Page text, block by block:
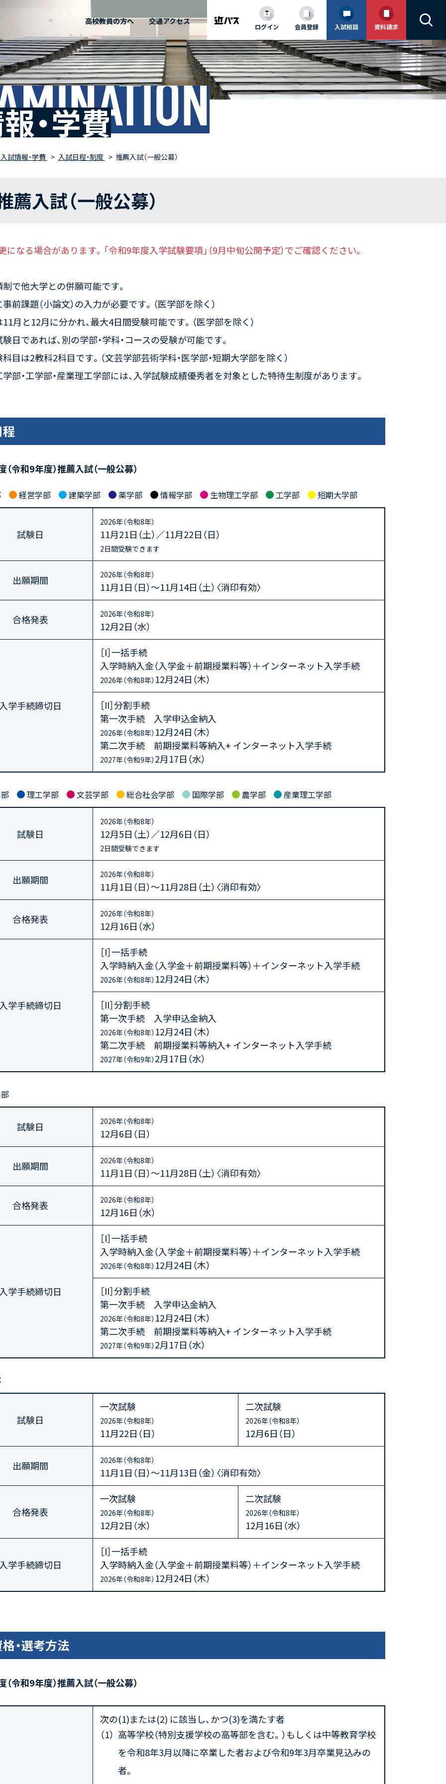
高校教員の方へ 交通アクセス
ログイン 会員登録 入試相談 資料請求
・学費
入試情報・学費 入試日程・制度 推薦入試（一般公募）
薦入試（一般公募）
になる場合があります。「令和9年度入学試験要項」（9月中旬公開予定）でご確認ください。
で他大学との併願可能です。
前課題（小論文）の入力が必要です。（医学部を除く）
月と12月に分かれ、最大4日間受験可能です。（医学部を除く）
日であれば、別の学部・学科・コースの受験が可能です。
目は2教科2科目です。（文芸学部芸術学科・医学部・短期大学部を除く）
部・工学部・産業理工学部には、入学試験成績優秀者を対象とした特待生制度があります。
令和9年度）推薦入試（一般公募）
経営学部 建築学部 薬学部 情報学部 生物理工学部 工学部 短期大学部
試験日
2026年（令和8年）
11月21日（土）／11月22日（日）
2日間受験できます
出願期間 2026年（令和8年）
11月1日（日）～11月14日（土）〈消印有効〉
合格発表 2026年（令和8年）
12月2日（水）
学手続締切日
［I］一括手続
入学時納入金（入学金＋前期授業料等）＋インターネット入学手続
2026年（令和8年） 12月24日（木）
［II］分割手続
第一次手続 入学申込金納入
2026年（令和8年） 12月24日（木）
第二次手続 前期授業料等納入+ インターネット入学手続
2027年（令和9年） 2月17日（水）
理工学部 文芸学部 総合社会学部 国際学部 農学部 産業理工学部
試験日
2026年（令和8年）
12月5日（土）／12月6日（日）
2日間受験できます
出願期間 2026年（令和8年）
11月1日（日）～11月28日（土）〈消印有効〉
合格発表 2026年（令和8年）
12月16日（水）
学手続締切日
［I］一括手続
入学時納入金（入学金＋前期授業料等）＋インターネット入学手続
2026年（令和8年） 12月24日（木）
［II］分割手続
第一次手続 入学申込金納入
2026年（令和8年） 12月24日（木）
第二次手続 前期授業料等納入+ インターネット入学手続
2027年（令和9年） 2月17日（水）
試験日 2026年（令和8年）
12月6日（日）
出願期間 2026年（令和8年）
11月1日（日）～11月28日（土）〈消印有効〉
合格発表 2026年（令和8年）
12月16日（水）
学手続締切日
［I］一括手続
入学時納入金（入学金＋前期授業料等）＋インターネット入学手続
2026年（令和8年） 12月24日（木）
［II］分割手続
第一次手続 入学申込金納入
2026年（令和8年） 12月24日（木）
第二次手続 前期授業料等納入+ インターネット入学手続
2027年（令和9年） 2月17日（水）
試験日
一次試験
2026年（令和8年）
11月22日（日）
二次試験
2026年（令和8年）
12月6日（日）
出願期間 2026年（令和8年）
11月1日（日）～11月13日（金） 〈消印有効〉
合格発表
一次試験
2026年（令和8年）
12月2日（水）
二次試験
2026年（令和8年）
12月16日（水）
学手続締切日
［I］一括手続
入学時納入金（入学金＋前期授業料等）＋インターネット入学手続
2026年（令和8年） 12月24日（木）
・選考方法
令和9年度）推薦入試（一般公募）
次の(1)または(2) に該当し、かつ(3)を満たす者
高等学校（特別支援学校の高等部を含む。）もしくは中等教育学校
を令和8年3月以降に卒業した者および令和9年3月卒業見込みの
者。